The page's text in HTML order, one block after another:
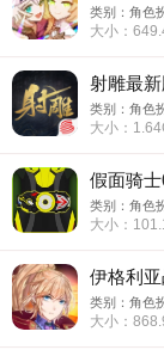
类别：角色
大小：
射雕最
类别：角色
大小：
假面骑
类别：角色
大小：
伊格利
类别：角色
大小：